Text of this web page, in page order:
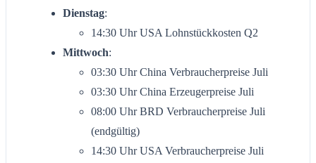
Dienstag:
14:30 Uhr USA Lohnstückkosten Q2
Mittwoch:
03:30 Uhr China Verbraucherpreise Juli
03:30 Uhr China Erzeugerpreise Juli
08:00 Uhr BRD Verbraucherpreise Juli
(endgültig)
14:30 Uhr USA Verbraucherpreise Juli